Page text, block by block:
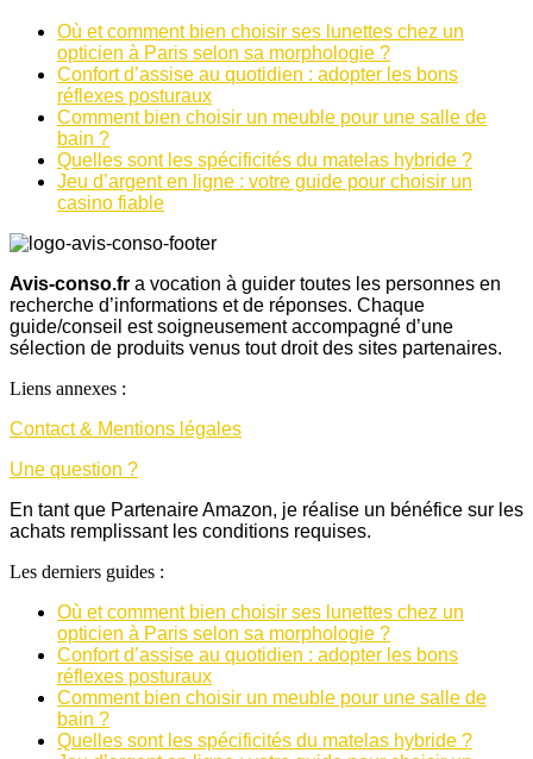
Où et comment bien choisir ses lunettes chez un
opticien à Paris selon sa morphologie ?
Confort d’assise au quotidien : adopter les bons
réflexes posturaux
Comment bien choisir un meuble pour une salle de
bain ?
Quelles sont les spécificités du matelas hybride ?
Jeu d’argent en ligne : votre guide pour choisir un
casino fiable
Avis-conso.fr a vocation à guider toutes les personnes en
recherche d’informations et de réponses. Chaque
guide/conseil est soigneusement accompagné d’une
sélection de produits venus tout droit des sites partenaires.
Liens annexes :
Contact & Mentions légales
Une question ?
En tant que Partenaire Amazon, je réalise un bénéfice sur les
achats remplissant les conditions requises.
Les derniers guides :
Où et comment bien choisir ses lunettes chez un
opticien à Paris selon sa morphologie ?
Confort d’assise au quotidien : adopter les bons
réflexes posturaux
Comment bien choisir un meuble pour une salle de
bain ?
Quelles sont les spécificités du matelas hybride ?